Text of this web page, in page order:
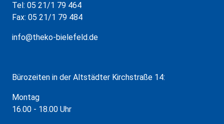
Tel: 05 21/1 79 464
Fax: 05 21/1 79 484
info@theko-bielefeld.de
Bürozeiten in der Altstädter Kirchstraße 14:
Montag
16.00 - 18.00 Uhr